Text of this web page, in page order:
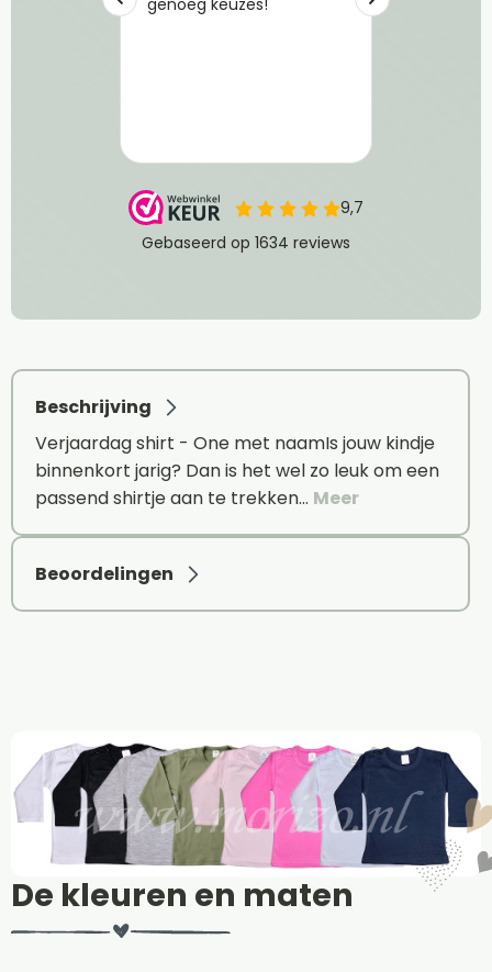
Beschrijving
Verjaardag shirt - One met naamIs jouw kindje
binnenkort jarig? Dan is het wel zo leuk om een
passend shirtje aan te trekken… Meer
Beoordelingen
De kleuren en maten